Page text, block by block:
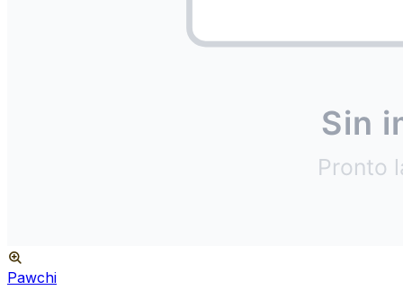
Pawchi